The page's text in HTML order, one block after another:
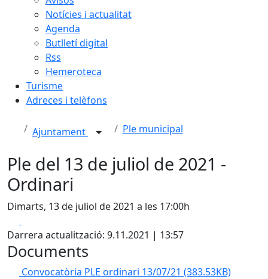
Notícies i actualitat
Agenda
Butlletí digital
Rss
Hemeroteca
Turisme
Adreces i telèfons
Ajuntament Ple municipal
Ple del 13 de juliol de 2021 -
Ordinari
Dimarts, 13 de juliol de 2021 a les 17:00h
Darrera actualització: 9.11.2021 | 13:57
Documents
Convocatòria PLE ordinari 13/07/21 (383.53KB)